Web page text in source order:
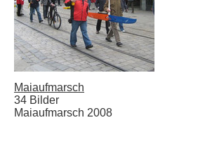
Maiaufmarsch
34 Bilder
Maiaufmarsch 2008